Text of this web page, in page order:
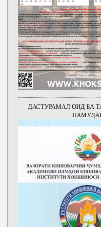
ДАСТУРАМАЛ ОИД БА